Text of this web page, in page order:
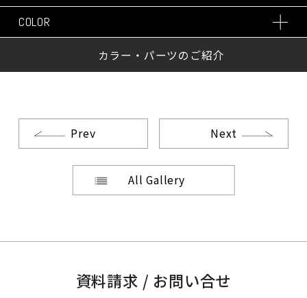
COLOR
カラー・パーツのご紹介
Prev
All Gallery
Next
資料請求 / お問い合せ